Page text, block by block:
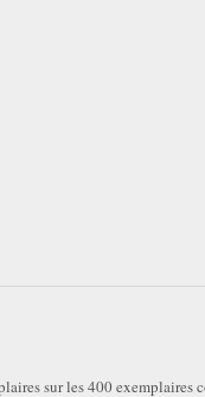
sur les 400 exemplaires